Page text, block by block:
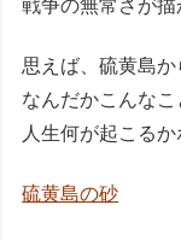
戦争の無常さが描
思えば、硫黄島か
なんだかこんなこ
人生何が起こる
硫黄島の砂